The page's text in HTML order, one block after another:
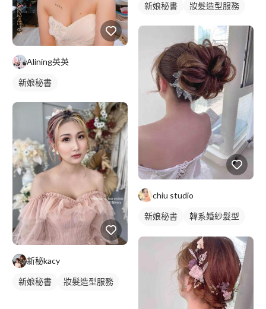
Alining英英
新娘秘書
新秘kacy
新娘秘書 妝髮造型服務
新娘秘書 妝髮造型服務
chiu studio
新娘秘書
韓系婚紗髮型